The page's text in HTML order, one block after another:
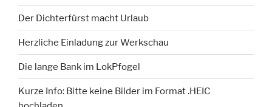
Der Dichterfürst macht Urlaub
Herzliche Einladung zur Werkschau
Die lange Bank im LokPfogel
Kurze Info: Bitte keine Bilder im Format .HEIC